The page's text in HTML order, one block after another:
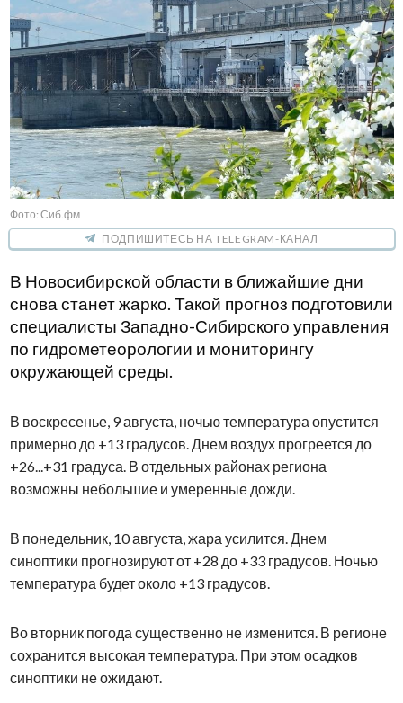
Фото: Сиб.фм
ПОДПИШИТЕСЬ НА TELEGRAM-КАНАЛ
В Новосибирской области в ближайшие дни
снова станет жарко. Такой прогноз подготовили
специалисты Западно-Сибирского управления
по гидрометеорологии и мониторингу
окружающей среды.
В воскресенье, 9 августа, ночью температура опустится
примерно до +13 градусов. Днем воздух прогреется до
+26...+31 градуса. В отдельных районах региона
возможны небольшие и умеренные дожди.
В понедельник, 10 августа, жара усилится. Днем
синоптики прогнозируют от +28 до +33 градусов. Ночью
температура будет около +13 градусов.
Во вторник погода существенно не изменится. В регионе
сохранится высокая температура. При этом осадков
синоптики не ожидают.